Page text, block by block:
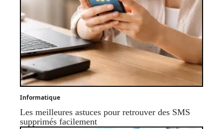
Informatique
Les meilleures astuces pour retrouver des SMS
supprimés facilement